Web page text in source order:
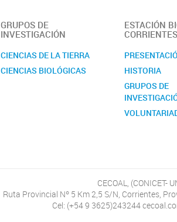
GRUPOS DE
INVESTIGACIÓN
CIENCIAS DE LA TIERRA
CIENCIAS BIOLÓGICAS
ESTACIÓN
CORRIENTES
HISTORIA
GRUPOS DE
CECOAL, (CONICET-
Ruta Provincial Nº 5 Km 2,5 S/N, Corrientes,
Cel: (+54 9 3625)243244